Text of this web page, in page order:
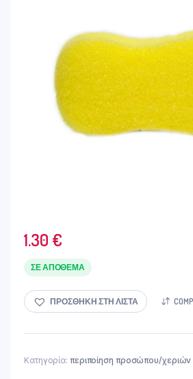
1.30 €
ΣΕ ΑΠΌΘΕΜΑ
ΠΡΟΣΘΉΚΗ ΣΤΗ ΛΊΣΤΑ
Κατηγορία: περιποίηση προσώπου/